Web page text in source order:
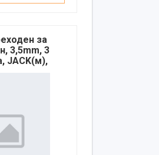
за
3,5mm, 3
JACK(м),